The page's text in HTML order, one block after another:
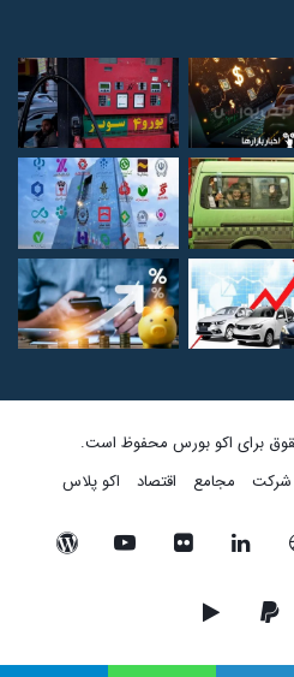
شرکت مجامع اقتصاد اکو پلاس
دریبببل لینکداین تصاویر
یوتیوب
پی‌پال
پلی